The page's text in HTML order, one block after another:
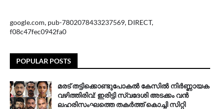
google.com, pub-7802078433237569, DIRECT,
f08c47fec0942fa0
POPULAR POSTS
മരട് തട്ടിക്കൊണ്ടുപോകൽ കേസിൽ നിർണ്ണായക
വഴിത്തിരിവ്: ഇരിട്ടി സ്വദേശി അടക്കം വൻ
ലഹരിസംഘത്തെ തകർത്ത് കൊച്ചി സിറ്റി